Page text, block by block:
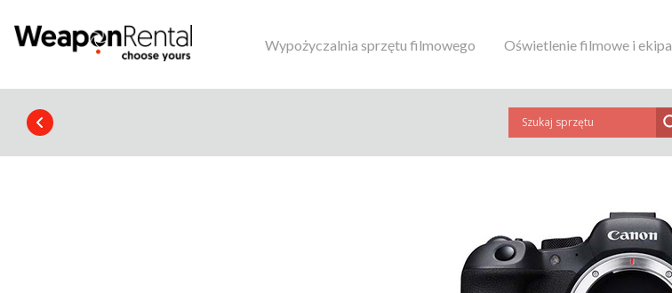
Wypożyczalnia sprzętu filmowego Oświetlenie filmowe i ekipa